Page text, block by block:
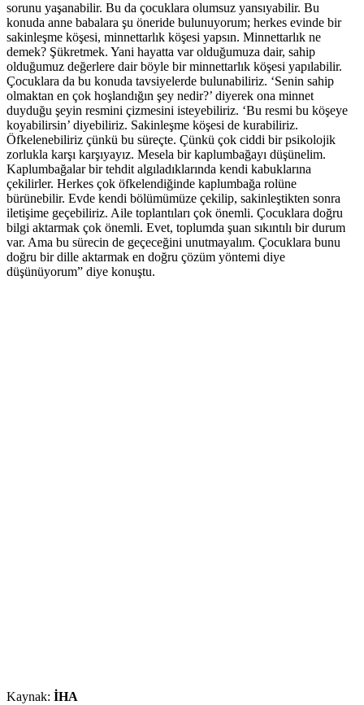
sorunu yaşanabilir. Bu da çocuklara olumsuz yansıyabilir. Bu
konuda anne babalara şu öneride bulunuyorum; herkes evinde bir
sakinleşme köşesi, minnettarlık köşesi yapsın. Minnettarlık ne
demek? Şükretmek. Yani hayatta var olduğumuza dair, sahip
olduğumuz değerlere dair böyle bir minnettarlık köşesi yapılabilir.
Çocuklara da bu konuda tavsiyelerde bulunabiliriz. ‘Senin sahip
olmaktan en çok hoşlandığın şey nedir?’ diyerek ona minnet
duyduğu şeyin resmini çizmesini isteyebiliriz. ‘Bu resmi bu köşeye
koyabilirsin’ diyebiliriz. Sakinleşme köşesi de kurabiliriz.
Öfkelenebiliriz çünkü bu süreçte. Çünkü çok ciddi bir psikolojik
zorlukla karşı karşıyayız. Mesela bir kaplumbağayı düşünelim.
Kaplumbağalar bir tehdit algıladıklarında kendi kabuklarına
çekilirler. Herkes çok öfkelendiğinde kaplumbağa rolüne
bürünebilir. Evde kendi bölümümüze çekilip, sakinleştikten sonra
iletişime geçebiliriz. Aile toplantıları çok önemli. Çocuklara doğru
bilgi aktarmak çok önemli. Evet, toplumda şuan sıkıntılı bir durum
var. Ama bu sürecin de geçeceğini unutmayalım. Çocuklara bunu
doğru bir dille aktarmak en doğru çözüm yöntemi diye
düşünüyorum” diye konuştu.
Kaynak: İHA